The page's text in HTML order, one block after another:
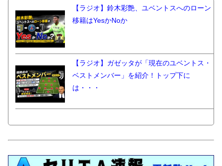
【ラジオ】鈴木彩艶、ユベントスへのローン
移籍はYesかNoか
【ラジオ】ガゼッタが「現在のユベントス・
ベストメンバー」を紹介！トップ下に
は・・・